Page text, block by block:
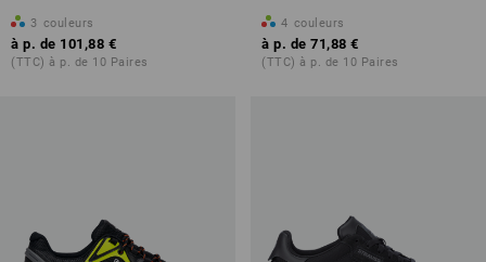
3 couleurs
à p. de 101,88 €
(TTC) à p. de 10 Paires
4 couleurs
à p. de 71,88 €
(TTC) à p. de 10 Paires